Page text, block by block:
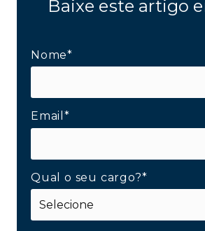
Baixe este artigo
Nome*
Email*
Qual o seu cargo?*